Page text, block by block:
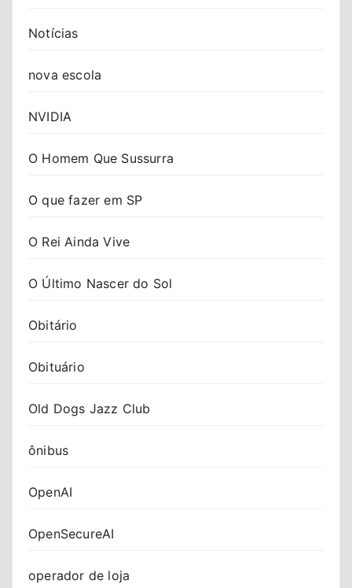
Notícias
nova escola
NVIDIA
O Homem Que Sussurra
O que fazer em SP
O Rei Ainda Vive
O Último Nascer do Sol
Obitário
Obituário
Old Dogs Jazz Club
ônibus
OpenAI
OpenSecureAI
operador de loja